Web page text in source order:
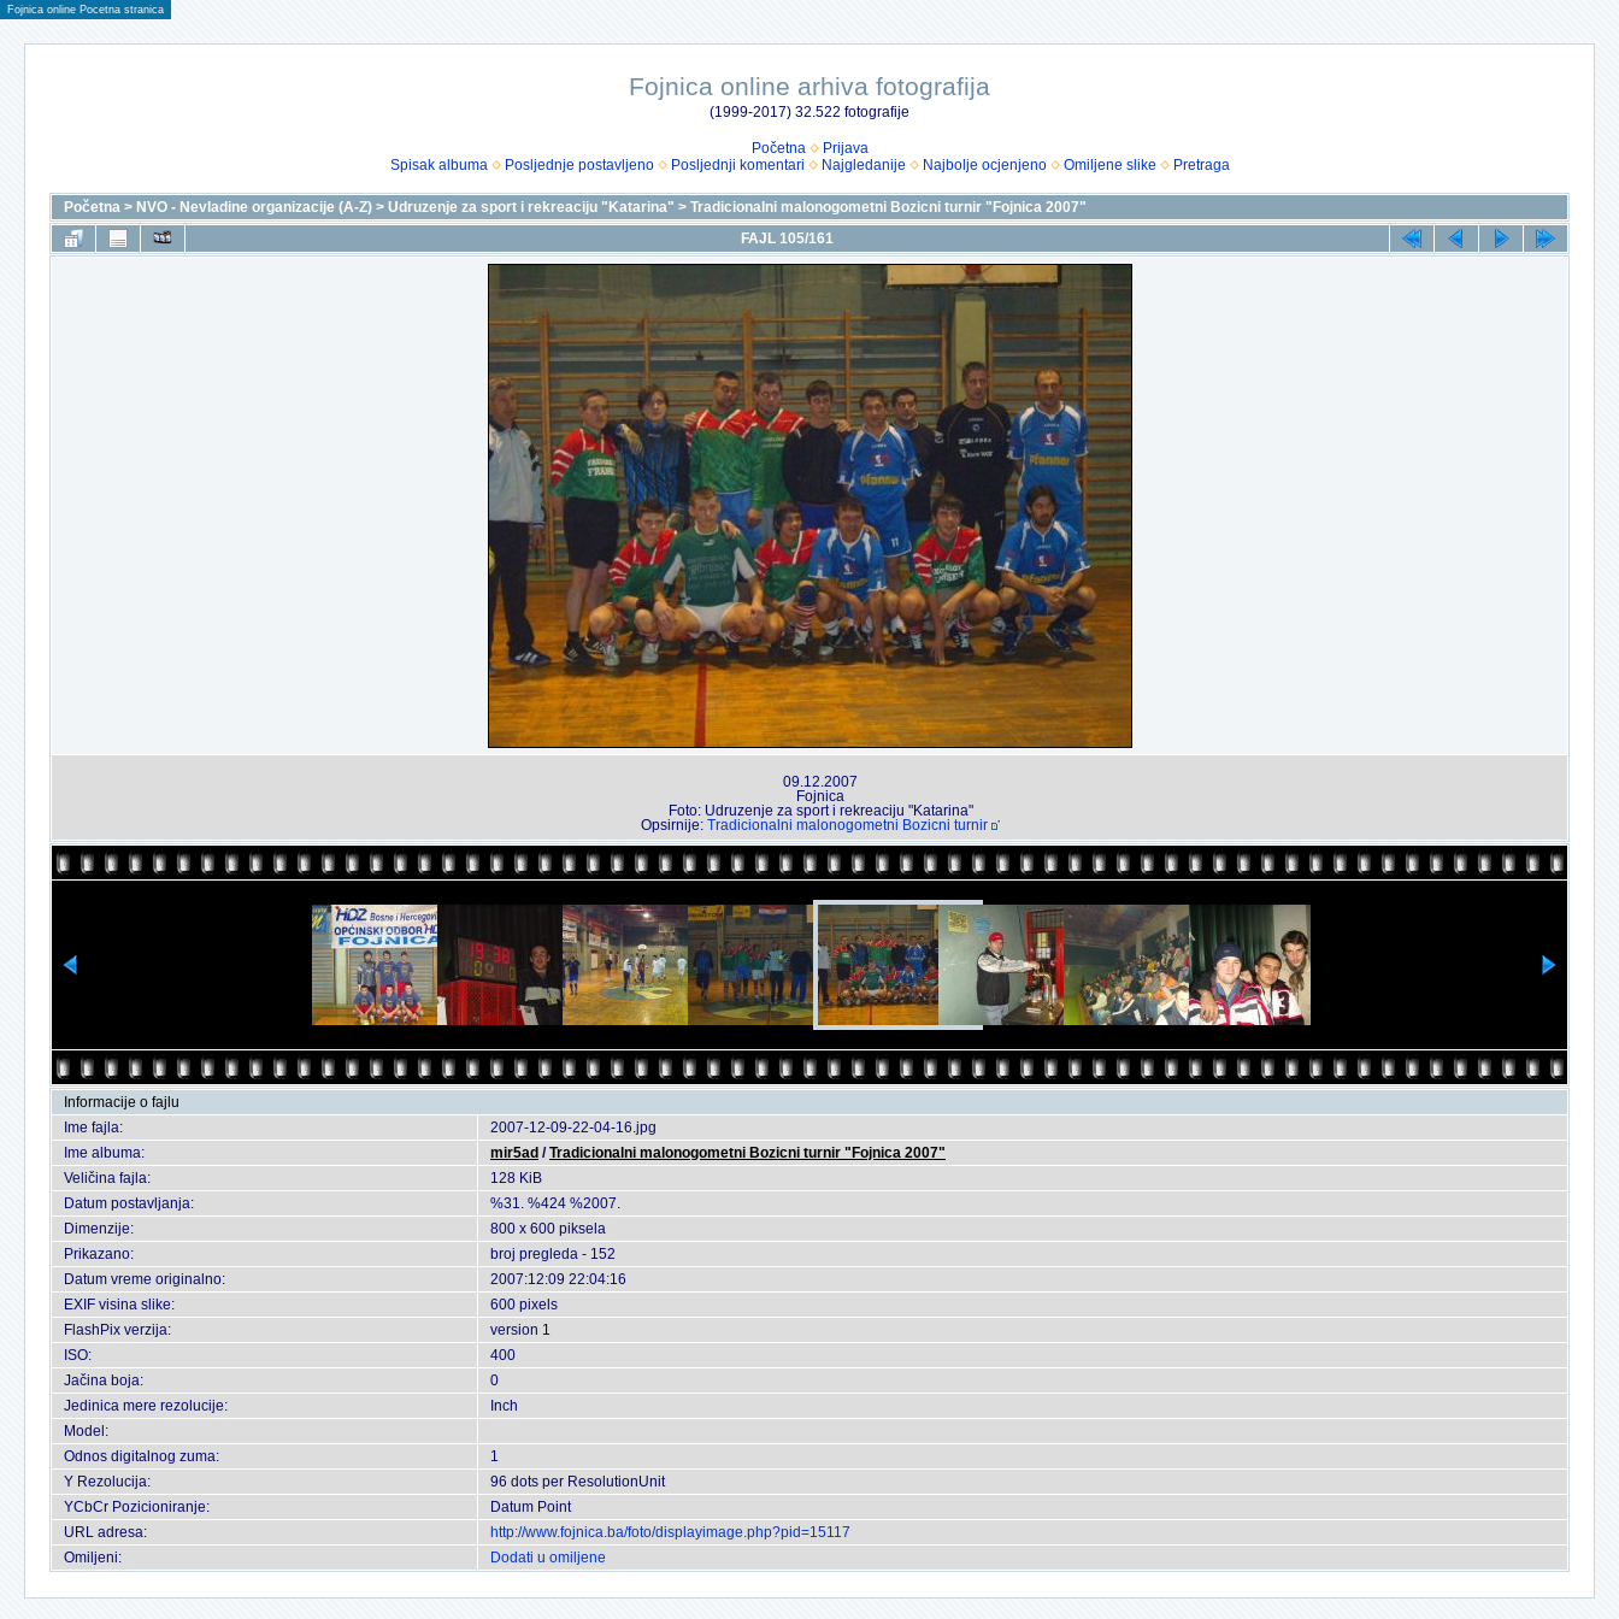
Fojnica online Pocetna stranica
Fojnica online arhiva fotografija
(1999-2017) 32.522 fotografije
Početna
Prijava
Spisak albuma
Posljednje postavljeno Posljednji komentari Najgledanije Najbolje ocjenjeno Omiljene slike Pretraga
Početna > NVO - Nevladine organizacije (A-Z) > Udruzenje za sport i rekreaciju "Katarina" > Tradicionalni malonogometni Bozicni turnir "Fojnica 2007"
FAJL 105/161
09.12.2007
Fojnica
Foto: Udruzenje za sport i rekreaciju "Katarina"
Opsirnije: Tradicionalni malonogometni Bozicni turnir
Informacije o fajlu
Ime fajla:
2007-12-09-22-04-16.jpg
Ime albuma:
mir5ad /Tradicionalni malonogometni Bozicni turnir "Fojnica 2007"
Veličina fajla:
128 KiB
Datum postavljanja:
%31. %424 %2007.
Dimenzije:
800 x 600 piksela
Prikazano:
broj pregleda - 152
Datum vreme originalno:
2007:12:09 22:04:16
EXIF visina slike:
600 pixels
FlashPix verzija:
version 1
ISO:
400
Jačina boja:
0
Jedinica mere rezolucije:
Inch
Model:
Odnos digitalnog zuma:
1
Y Rezolucija:
96 dots per ResolutionUnit
YCbCr Pozicioniranje:
Datum Point
URL adresa:
http://www.fojnica.ba/foto/displayimage.php?pid=15117
Omiljeni:
Dodati u omiljene